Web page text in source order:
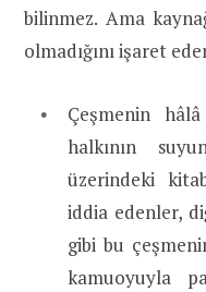
bilinmez. Ama
olmadığını işaret
Çeşmenin
halkının
üzerindeki
iddia edenler,
gibi bu
kamuoyuyla